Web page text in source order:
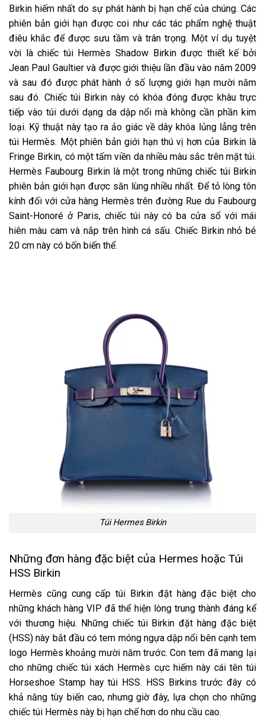
Birkin hiếm nhất do sự phát hành bị hạn chế của chúng. Các
phiên bản giới hạn được coi như các tác phẩm nghệ thuật
điêu khắc để được sưu tầm và trân trọng. Một ví dụ tuyệt
vời là chiếc túi Hermès Shadow Birkin được thiết kế bởi
Jean Paul Gaultier và được giới thiệu lần đầu vào năm 2009
và sau đó được phát hành ở số lượng giới hạn mười năm
sau đó. Chiếc túi Birkin này có khóa đóng được khâu trực
tiếp vào túi dưới dạng da dập nổi mà không cần phần kim
loại. Kỹ thuật này tạo ra ảo giác về dây khóa lủng lẳng trên
túi Hermès. Một phiên bản giới hạn thú vị hơn của Birkin là
Fringe Birkin, có một tấm viền da nhiều màu sắc trên mặt túi.
Hermès Faubourg Birkin là một trong những chiếc túi Birkin
phiên bản giới hạn được săn lùng nhiều nhất. Để tỏ lòng tôn
kính đối với cửa hàng Hermès trên đường Rue du Faubourg
Saint-Honoré ở Paris, chiếc túi này có ba cửa sổ với mái
hiên màu cam và nắp trên hình cá sấu. Chiếc Birkin nhỏ bé
20 cm này có bốn biến thể.
Túi Hermes Birkin
Những đơn hàng đặc biệt của Hermes hoặc Túi
HSS Birkin
Hermès cũng cung cấp túi Birkin đặt hàng đặc biệt cho
những khách hàng VIP đã thể hiện lòng trung thành đáng kể
với thương hiệu. Những chiếc túi Birkin đặt hàng đặc biệt
(HSS) này bắt đầu có tem móng ngựa dập nổi bên cạnh tem
logo Hermès khoảng mười năm trước. Con tem đã mang lại
cho những chiếc túi xách Hermès cực hiếm này cái tên túi
Horseshoe Stamp hay túi HSS. HSS Birkins trước đây có
khả năng tùy biến cao, nhưng giờ đây, lựa chọn cho những
chiếc túi Hermès này bị hạn chế hơn do nhu cầu cao.